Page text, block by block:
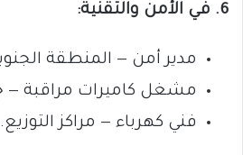
6. في الأمن والتقنية:
مدير أمن — المنطقة
مشغل كاميرات مراقبة —
فني كهرباء — مراكز التوزيع.